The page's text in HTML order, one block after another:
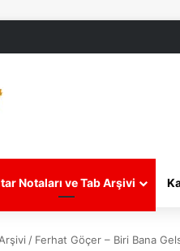
Notaları ve Tab Arşivi
/ Ferhat Göçer – Biri Bana